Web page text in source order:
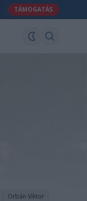
TÁMOGATÁS
Orbán Viktor